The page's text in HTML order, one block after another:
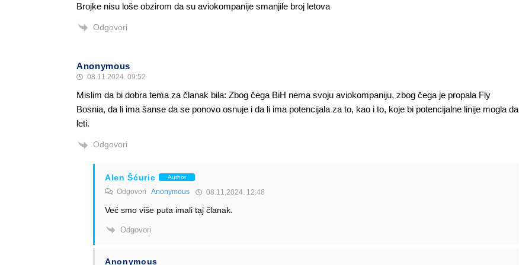
Brojke nisu loše obzirom da su aviokompanije smanjile broj letova
Odgovori
Anonymous
08.11.2024. 09:52
Mislim da bi dobra tema za članak bila: Zbog čega BiH nema svoju aviokompaniju, zbog čega je propala Fly
Bosnia, da li ima šanse da se ponovo osnuje i da li ima potencijala za to, kao i to, koje bi potencijalne linije mogla da
leti.
Odgovori
Alen Šćuric Author
Odgovori Anonymous 08.11.2024. 12:48
Već smo više puta imali taj članak.
Odgovori
Anonymous